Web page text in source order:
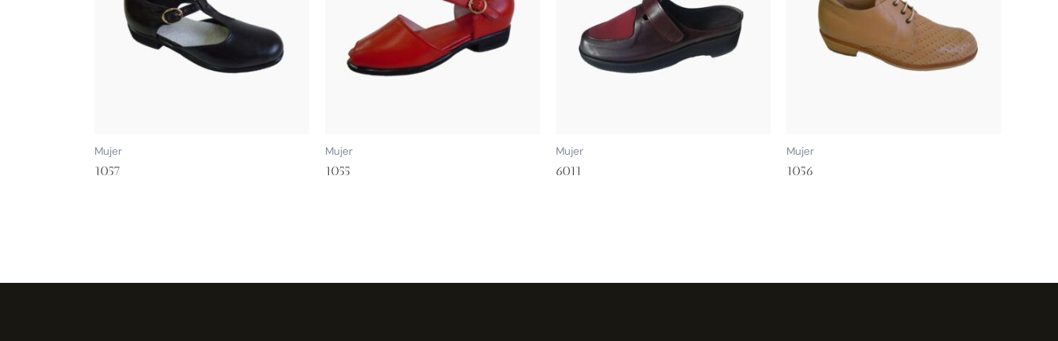
Mujer
1057
Mujer
1055
Mujer
6011
Mujer
1056